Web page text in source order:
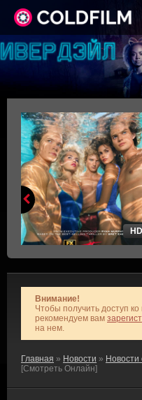
HD
Внимание!
Чтобы получить доступ
рекомендуем вам
на нем.
Главная » Новости » Новости
[Смотреть Онлайн]